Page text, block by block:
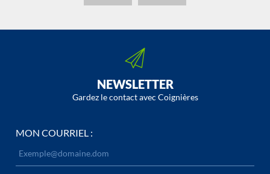
NEWSLETTER
Gardez le contact avec Coignières
MON COURRIEL :